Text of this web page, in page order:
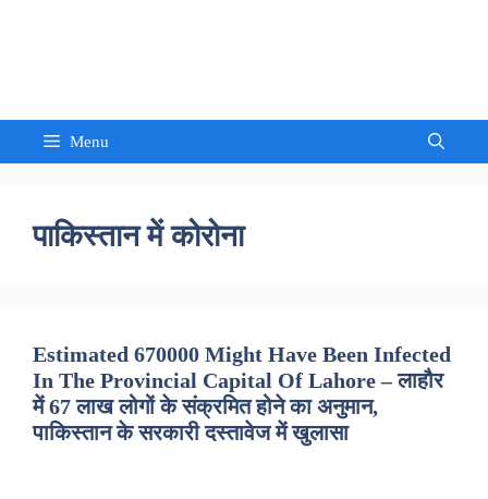
Menu
पाकिस्तान में कोरोना
Estimated 670000 Might Have Been Infected
In The Provincial Capital Of Lahore – लाहौर
में 67 लाख लोगों के संक्रमित होने का अनुमान,
पाकिस्तान के सरकारी दस्तावेज में खुलासा